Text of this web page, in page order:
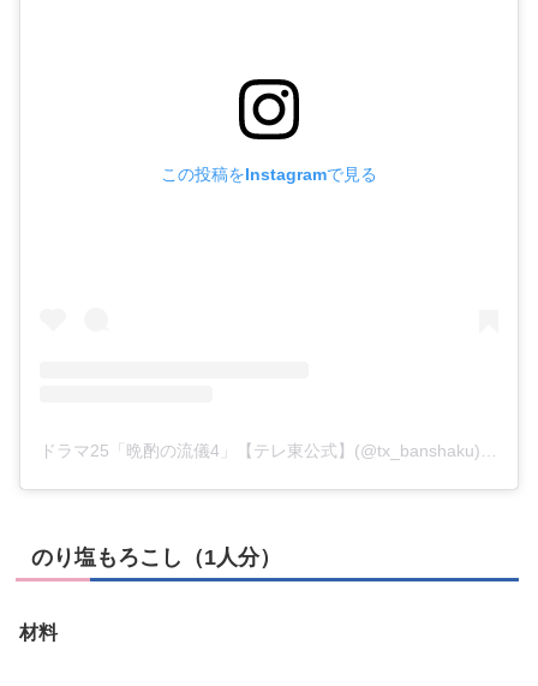
この投稿をInstagramで見る
のり塩もろこし（1人分）
材料